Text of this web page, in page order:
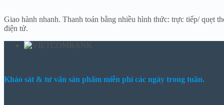
Giao hành nhanh. Thanh toán bằng nhiều hình thức: trực tiếp/ quẹt
điện tử.
Khảo sát & tư vấn sản phẩm miễn phí các ngày trong tuần.